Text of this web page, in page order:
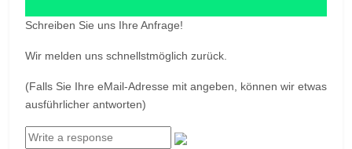
Schreiben Sie uns Ihre Anfrage!
Wir melden uns schnellstmöglich zurück.
(Falls Sie Ihre eMail-Adresse mit angeben, können wir etwas
ausführlicher antworten)